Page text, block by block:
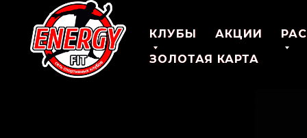
АКЦИИ
КЛУБЫ
КЛУБЫ АКЦИИ
ЗОЛОТАЯ КАРТА
ЗОЛОТАЯ КАРТА